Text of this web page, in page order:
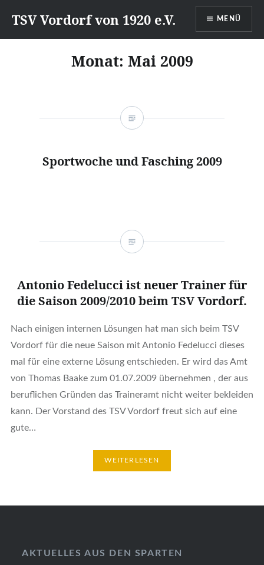
zumTSV Vordorf von 1920 e.V. MENÜ
Monat: Mai 2009
Sportwoche und Fasching 2009
Antonio Fedelucci ist neuer Trainer für
die Saison 2009/2010 beim TSV Vordorf.
Nach einigen internen Lösungen hat man sich beim TSV
Vordorf für die neue Saison mit Antonio Fedelucci dieses
mal für eine externe Lösung entschieden. Er wird das Amt
von Thomas Baake zum 01.07.2009 übernehmen , der aus
beruflichen Gründen das Traineramt nicht weiter bekleiden
kann. Der Vorstand des TSV Vordorf freut sich auf eine
gute…
WEITERLESEN
AKTUELLES AUS DEN SPARTEN